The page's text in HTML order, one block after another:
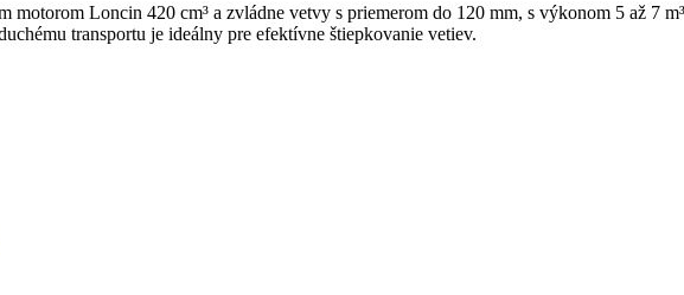
motorom Loncin 420 cm³ a zvládne vetvy s priemerom do 120 mm, s výkonom 5 až 7
transportu je ideálny pre efektívne štiepkovanie vetiev.